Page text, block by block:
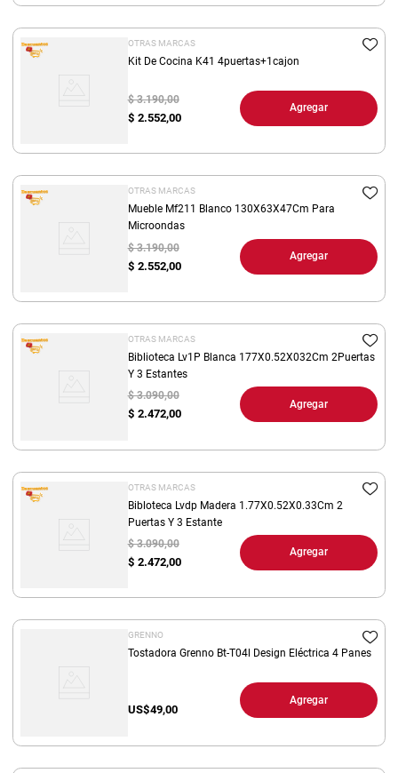
OTRAS MARCAS
Kit De Cocina K41 4puertas+1cajon
$ 2.552,00
$ 3.190,00
Agregar
OTRAS MARCAS
Mueble Mf211 Blanco 130X63X47Cm Para
Microondas
$ 2.552,00
$ 3.190,00
Agregar
OTRAS MARCAS
Biblioteca Lv1P Blanca 177X0.52X032Cm 2Puertas
Y 3 Estantes
$ 2.472,00
$ 3.090,00
Agregar
OTRAS MARCAS
Bibloteca Lvdp Madera 1.77X0.52X0.33Cm 2
Puertas Y 3 Estante
$ 2.472,00
$ 3.090,00
Agregar
GRENNO
Tostadora Grenno Bt-T04l Design Eléctrica 4 Panes
US$49,00
Agregar